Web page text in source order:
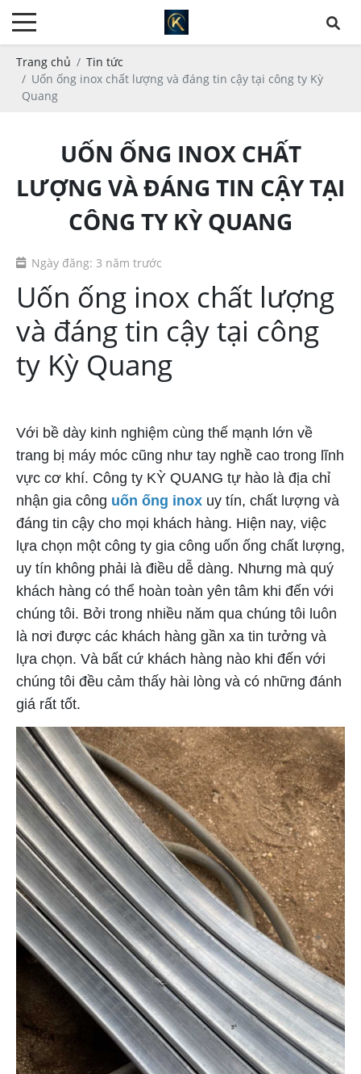
Trang chủ
Tin tức
Uốn ống inox chất lượng và đáng tin cậy tại công ty Kỳ
Quang
UỐN ỐNG INOX CHẤT
LƯỢNG VÀ ĐÁNG TIN CẬY TẠI
CÔNG TY KỲ QUANG
Ngày đăng: 3 năm trước
Uốn ống inox chất lượng
và đáng tin cậy tại công
ty Kỳ Quang
Với bề dày kinh nghiệm cùng thế mạnh lớn về
trang bị máy móc cũng như tay nghề cao trong lĩnh
vực cơ khí. Công ty KỲ QUANG tự hào là địa chỉ
nhận gia công uốn ống inox uy tín, chất lượng và
đáng tin cậy cho mọi khách hàng. Hiện nay, việc
lựa chọn một công ty gia công uốn ống chất lượng,
uy tín không phải là điều dễ dàng. Nhưng mà quý
khách hàng có thể hoàn toàn yên tâm khi đến với
chúng tôi. Bởi trong nhiều năm qua chúng tôi luôn
là nơi được các khách hàng gần xa tin tưởng và
lựa chọn. Và bất cứ khách hàng nào khi đến với
chúng tôi đều cảm thấy hài lòng và có những đánh
giá rất tốt.